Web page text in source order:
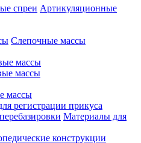
Артикуляционные
Слепочные массы
массы
массы
массы
регистрации прикуса
Материалы для